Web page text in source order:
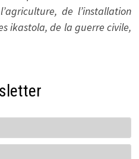
de l’installation
ikastola, de la guerre civile,